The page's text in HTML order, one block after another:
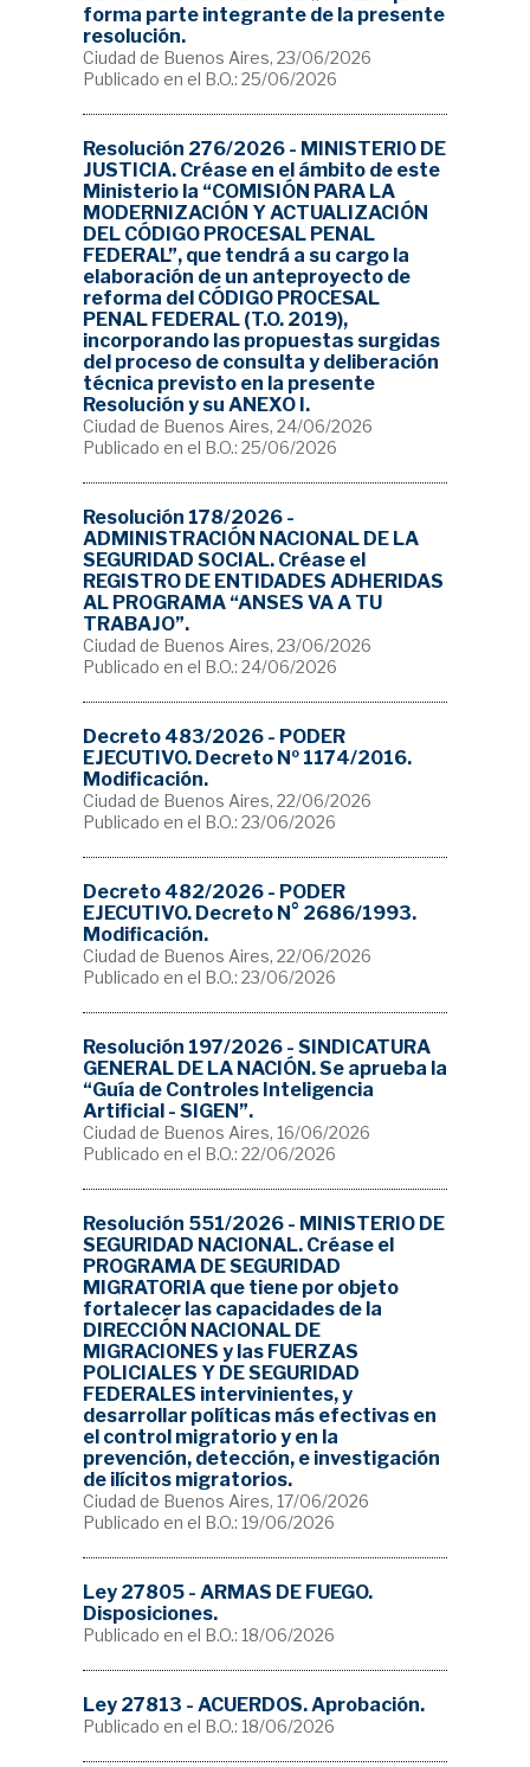
forma parte integrante de la presente
resolución.
Ciudad de Buenos Aires, 23/06/2026
Publicado en el B.O.: 25/06/2026
Resolución 276/2026 - MINISTERIO DE
JUSTICIA. Créase en el ámbito de este
Ministerio la “COMISIÓN PARA LA
MODERNIZACIÓN Y ACTUALIZACIÓN
DEL CÓDIGO PROCESAL PENAL
FEDERAL”, que tendrá a su cargo la
elaboración de un anteproyecto de
reforma del CÓDIGO PROCESAL
PENAL FEDERAL (T.O. 2019),
incorporando las propuestas surgidas
del proceso de consulta y deliberación
técnica previsto en la presente
Resolución y su ANEXO I.
Ciudad de Buenos Aires, 24/06/2026
Publicado en el B.O.: 25/06/2026
Resolución 178/2026 -
ADMINISTRACIÓN NACIONAL DE LA
SEGURIDAD SOCIAL. Créase el
REGISTRO DE ENTIDADES ADHERIDAS
AL PROGRAMA “ANSES VA A TU
TRABAJO”.
Ciudad de Buenos Aires, 23/06/2026
Publicado en el B.O.: 24/06/2026
Decreto 483/2026 - PODER
EJECUTIVO. Decreto Nº 1174/2016.
Modificación.
Ciudad de Buenos Aires, 22/06/2026
Publicado en el B.O.: 23/06/2026
Decreto 482/2026 - PODER
EJECUTIVO. Decreto N° 2686/1993.
Modificación.
Ciudad de Buenos Aires, 22/06/2026
Publicado en el B.O.: 23/06/2026
Resolución 197/2026 - SINDICATURA
GENERAL DE LA NACIÓN. Se aprueba la
“Guía de Controles Inteligencia
Artificial - SIGEN”.
Ciudad de Buenos Aires, 16/06/2026
Publicado en el B.O.: 22/06/2026
Resolución 551/2026 - MINISTERIO DE
SEGURIDAD NACIONAL. Créase el
PROGRAMA DE SEGURIDAD
MIGRATORIA que tiene por objeto
fortalecer las capacidades de la
DIRECCIÓN NACIONAL DE
MIGRACIONES y las FUERZAS
POLICIALES Y DE SEGURIDAD
FEDERALES intervinientes, y
desarrollar políticas más efectivas en
el control migratorio y en la
prevención, detección, e investigación
de ilícitos migratorios.
Ciudad de Buenos Aires, 17/06/2026
Publicado en el B.O.: 19/06/2026
Ley 27805 - ARMAS DE FUEGO.
Disposiciones.
Publicado en el B.O.: 18/06/2026
Ley 27813 - ACUERDOS. Aprobación.
Publicado en el B.O.: 18/06/2026